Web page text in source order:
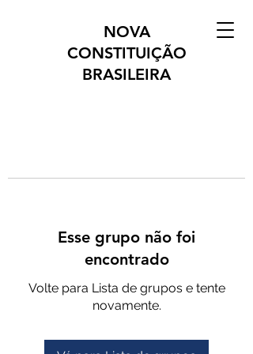
NOVA
CONSTITUIÇÃO
BRASILEIRA
Esse grupo não foi
encontrado
Volte para Lista de grupos e tente
novamente.